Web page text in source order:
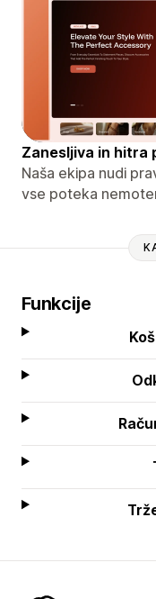
Zanesljiva in hitra
Naša ekipa nudi
vse poteka
Funkcije